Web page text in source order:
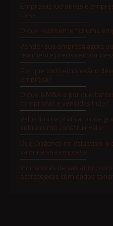
Empresas lucrativas e
coisa
O que realmente faz uma
Vender sua empresa agora
realmente precisa entrar
Por que todo empresário
empresa?
O que é M&A e por que
compradas e vendidas hoje?
Valuation na prática: o que
sobre como construir valor
Due Diligence no Valuation:
valor da sua empresa
Indicadores de valuation:
estratégicas com dados